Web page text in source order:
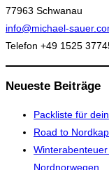
77963 Schwanau
info@michael-
Telefon +49 1525
Neueste Beiträge
Packliste für
Road to
Nordnorwegen